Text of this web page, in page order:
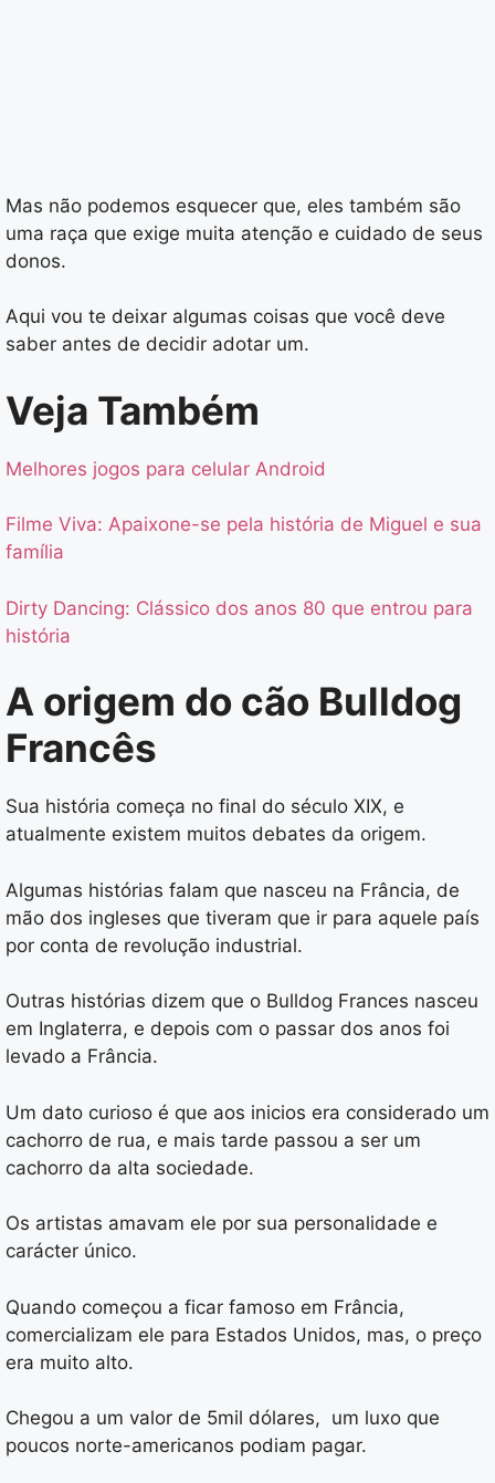
Mas não podemos esquecer que, eles também são
uma raça que exige muita atenção e cuidado de seus
donos.
Aqui vou te deixar algumas coisas que você deve
saber antes de decidir adotar um.
Veja Também
Melhores jogos para celular Android
Filme Viva: Apaixone-se pela história de Miguel e sua
família
Dirty Dancing: Clássico dos anos 80 que entrou para
história
A origem do cão Bulldog
Francês
Sua história começa no final do século XIX, e
atualmente existem muitos debates da origem.
Algumas histórias falam que nasceu na Frância, de
mão dos ingleses que tiveram que ir para aquele país
por conta de revolução industrial.
Outras histórias dizem que o Bulldog Frances nasceu
em Inglaterra, e depois com o passar dos anos foi
levado a Frância.
Um dato curioso é que aos inicios era considerado um
cachorro de rua, e mais tarde passou a ser um
cachorro da alta sociedade.
Os artistas amavam ele por sua personalidade e
carácter único.
Quando começou a ficar famoso em Frância,
comercializam ele para Estados Unidos, mas, o preço
era muito alto.
Chegou a um valor de 5mil dólares, um luxo que
poucos norte-americanos podiam pagar.